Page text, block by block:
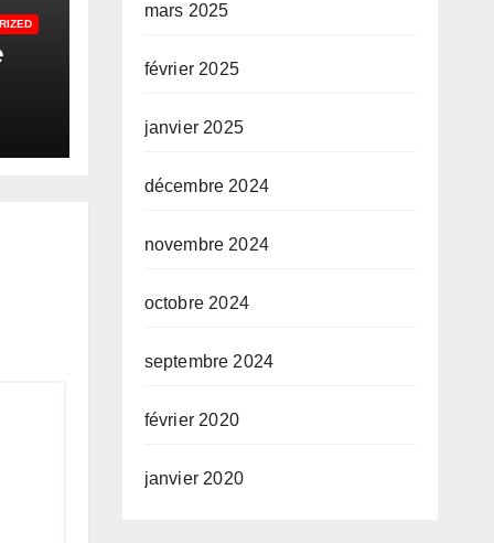
mars 2025
février 2025
janvier 2025
décembre 2024
novembre 2024
octobre 2024
septembre 2024
février 2020
janvier 2020